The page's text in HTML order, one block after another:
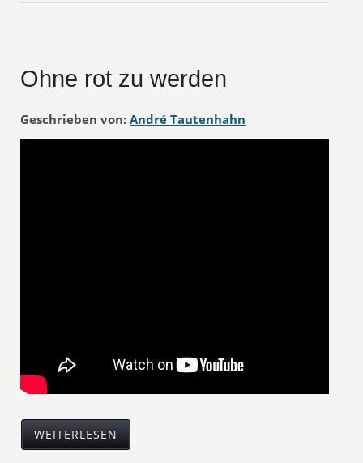
Ohne rot zu werden
Geschrieben von: André Tautenhahn
WEITERLESEN